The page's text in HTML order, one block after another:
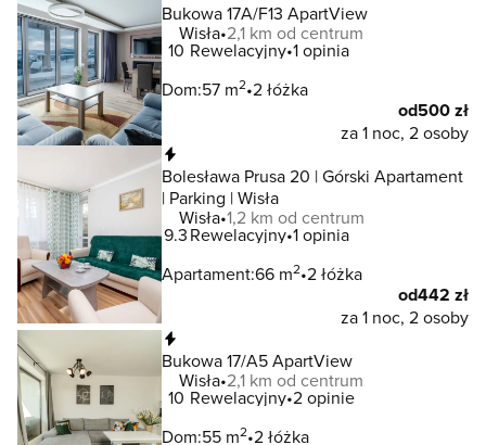
Bukowa 17A/F13 ApartView
Wisła 2,1 km od centrum
10 Rewelacyjny 1 opinia
Dom:57 m2 2 łóżka
od500 zł
za 1 noc, 2 osoby
Bolesława Prusa 20 | Górski Apartament
| Parking | Wisła
Wisła 1,2 km od centrum
9.3Rewelacyjny 1 opinia
Apartament:66 m2 2 łóżka
od442 zł
za 1 noc, 2 osoby
Bukowa 17/A5 ApartView
Wisła 2,1 km od centrum
10 Rewelacyjny 2 opinie
Dom:55 m2 2 łóżka